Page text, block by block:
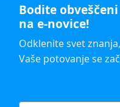
Bodite
na e-novice!
Odklenite svet
Vaše potovanje se